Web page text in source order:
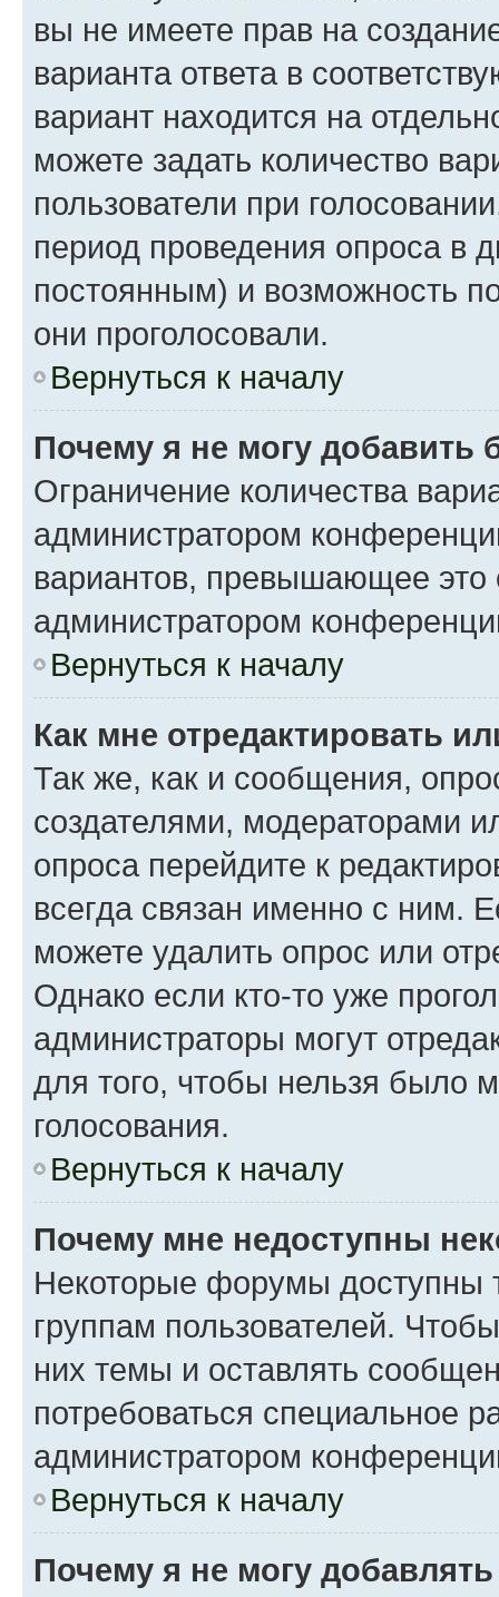
вы не имеете прав на
варианта ответа в
вариант находится на
можете задать количество
пользователи при
период проведения опроса в
постоянным) и возможность
они проголосовали.
Вернуться к началу
Почему я не могу добавить
Ограничение количества
администратором
вариантов, превышающее это
администратором
Вернуться к началу
Как мне отредактировать
Так же, как и сообщения,
создателями, модераторами
опроса перейдите к
всегда связан именно с ним.
можете удалить опрос или
Однако если кто-то уже
администраторы могут
для того, чтобы нельзя было
голосования.
Вернуться к началу
Почему мне недоступны
Некоторые форумы доступны
группам пользователей.
них темы и оставлять
потребоваться специальное
администратором
Вернуться к началу
Почему я не могу